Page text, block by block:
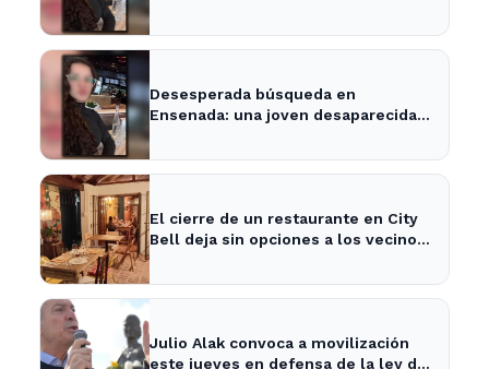
Desesperada búsqueda en
Ensenada: una joven desaparecida
El cierre de un restaurante en City
Bell deja sin opciones a los vecinos
Julio Alak convoca a movilización
este jueves en defensa de la ley de